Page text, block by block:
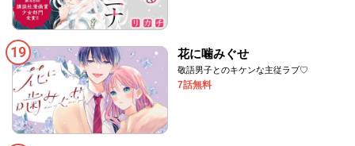
19 花に噛みぐせ
敬語男子とのキケンな主従ラブ♡
7話無料